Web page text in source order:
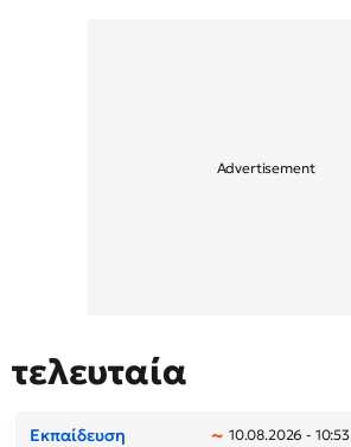
τελευταία
Εκπαίδευση 10.08.2026 - 10:53